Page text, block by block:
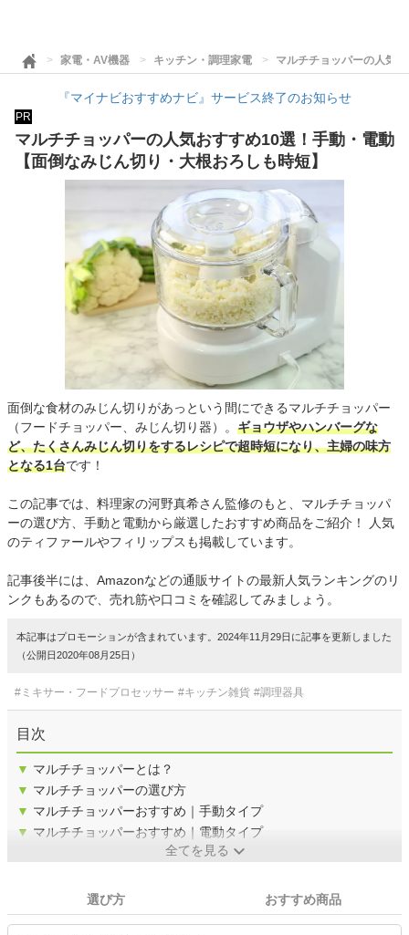
家電・AV機器 キッチン・調理家電 マルチチョッパーの人気
『マイナビおすすめナビ』サービス終了のお知らせ
PR
マルチチョッパーの人気おすすめ10選！手動・電動
【面倒なみじん切り・大根おろしも時短】
面倒な食材のみじん切りがあっという間にできるマルチチョッパー
（フードチョッパー、みじん切り器）。 ギョウザやハンバーグな
ど、たくさんみじん切りをするレシピで超時短になり、主婦の味方
となる1台です！
この記事では、料理家の河野真希さん監修のもと、マルチチョッパ
ーの選び方、手動と電動から厳選したおすすめ商品をご紹介！ 人気
のティファールやフィリップスも掲載しています。
記事後半には、Amazonなどの通販サイトの最新人気ランキングのリ
ンクもあるので、売れ筋や口コミを確認してみましょう。
本記事はプロモーションが含まれています。2024年11月29日に記事を更新しました
（公開日2020年08月25日）
#ミキサー・フードプロセッサー #キッチン雑貨 #調理器具
目次
▼ マルチチョッパーとは？
▼ マルチチョッパーの選び方
▼ マルチチョッパーおすすめ｜手動タイプ
▼ マルチチョッパーおすすめ｜電動タイプ
全てを見る
選び方 おすすめ商品